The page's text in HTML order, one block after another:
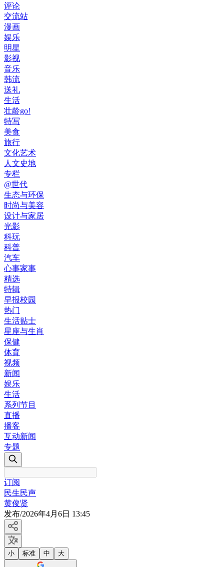
评论
交流站
漫画
娱乐
明星
影视
音乐
韩流
送礼
生活
壮龄go!
特写
美食
旅行
文化艺术
人文史地
专栏
@世代
生态与环保
时尚与美容
设计与家居
光影
科玩
科普
汽车
心事家事
精选
特辑
早报校园
热门
生活贴士
星座与生肖
保健
体育
视频
新闻
娱乐
生活
系列节目
直播
播客
互动新闻
专题
订阅
民生民声
黄俊贤
发布/2026年4月6日 13:45
小 标准 中 大